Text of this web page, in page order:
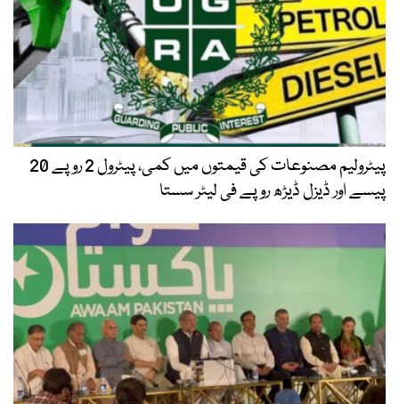
پیٹرولیم مصنوعات کی قیمتوں میں کمی، پیٹرول 2 روپے 20
پیسے اور ڈیزل ڈیڑھ روپے فی لیٹر سستا